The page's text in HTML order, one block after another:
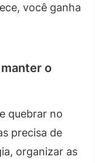
você ganha
o
quebrar no
precisa de
organizar as